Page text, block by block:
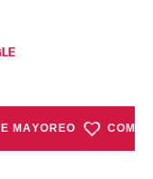
MAYOREO